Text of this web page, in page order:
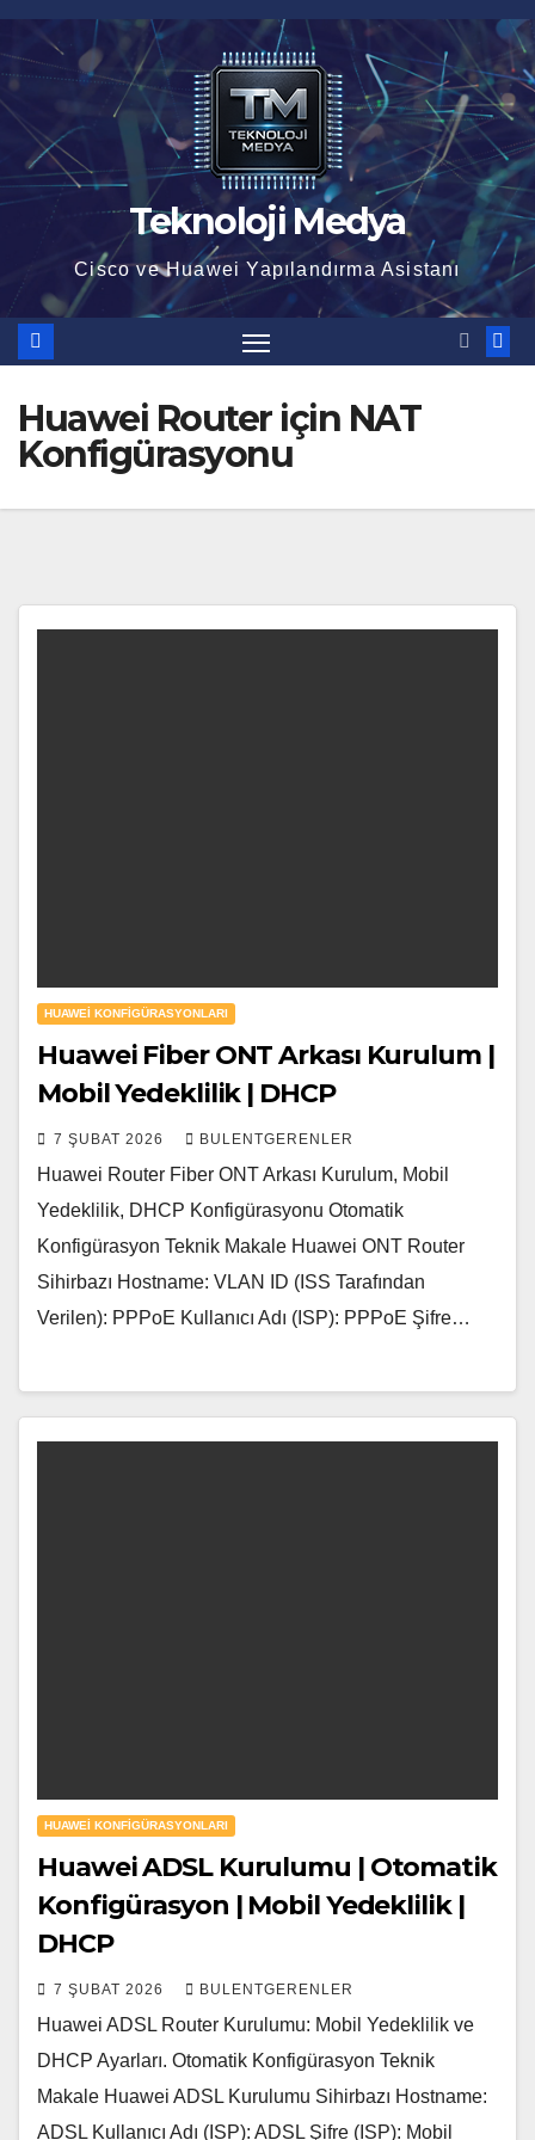
İçeriğe
atla
Teknoloji Medya
Cisco ve Huawei Yapılandırma Asistanı
Huawei Router için NAT
Konfigürasyonu
HUAWEI KONFIGÜRASYONLARI
Huawei Fiber ONT Arkası Kurulum |
Mobil Yedeklilik | DHCP
7 ŞUBAT 2026 BULENTGERENLER
Huawei Router Fiber ONT Arkası Kurulum, Mobil
Yedeklilik, DHCP Konfigürasyonu Otomatik
Konfigürasyon Teknik Makale Huawei ONT Router
Sihirbazı Hostname: VLAN ID (ISS Tarafından
Verilen): PPPoE Kullanıcı Adı (ISP): PPPoE Şifre…
HUAWEI KONFIGÜRASYONLARI
Huawei ADSL Kurulumu | Otomatik
Konfigürasyon | Mobil Yedeklilik |
DHCP
7 ŞUBAT 2026 BULENTGERENLER
Huawei ADSL Router Kurulumu: Mobil Yedeklilik ve
DHCP Ayarları. Otomatik Konfigürasyon Teknik
Makale Huawei ADSL Kurulumu Sihirbazı Hostname:
ADSL Kullanıcı Adı (ISP): ADSL Şifre (ISP): Mobil